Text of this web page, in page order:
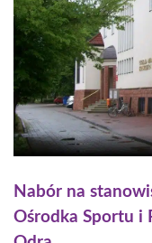
Nabór na
Ośrodka Sportu i